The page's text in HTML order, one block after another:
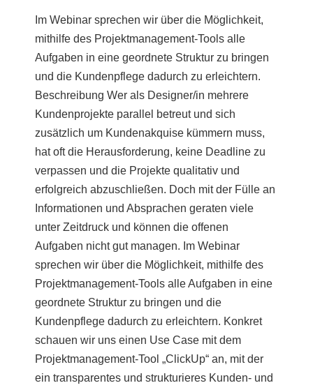
Im Webinar sprechen wir über die Möglichkeit,
mithilfe des Projektmanagement-Tools alle
Aufgaben in eine geordnete Struktur zu bringen
und die Kundenpflege dadurch zu erleichtern.
Beschreibung Wer als Designer/in mehrere
Kundenprojekte parallel betreut und sich
zusätzlich um Kundenakquise kümmern muss,
hat oft die Herausforderung, keine Deadline zu
verpassen und die Projekte qualitativ und
erfolgreich abzuschließen. Doch mit der Fülle an
Informationen und Absprachen geraten viele
unter Zeitdruck und können die offenen
Aufgaben nicht gut managen. Im Webinar
sprechen wir über die Möglichkeit, mithilfe des
Projektmanagement-Tools alle Aufgaben in eine
geordnete Struktur zu bringen und die
Kundenpflege dadurch zu erleichtern. Konkret
schauen wir uns einen Use Case mit dem
Projektmanagement-Tool „ClickUp“ an, mit der
ein transparentes und strukturieres Kunden- und